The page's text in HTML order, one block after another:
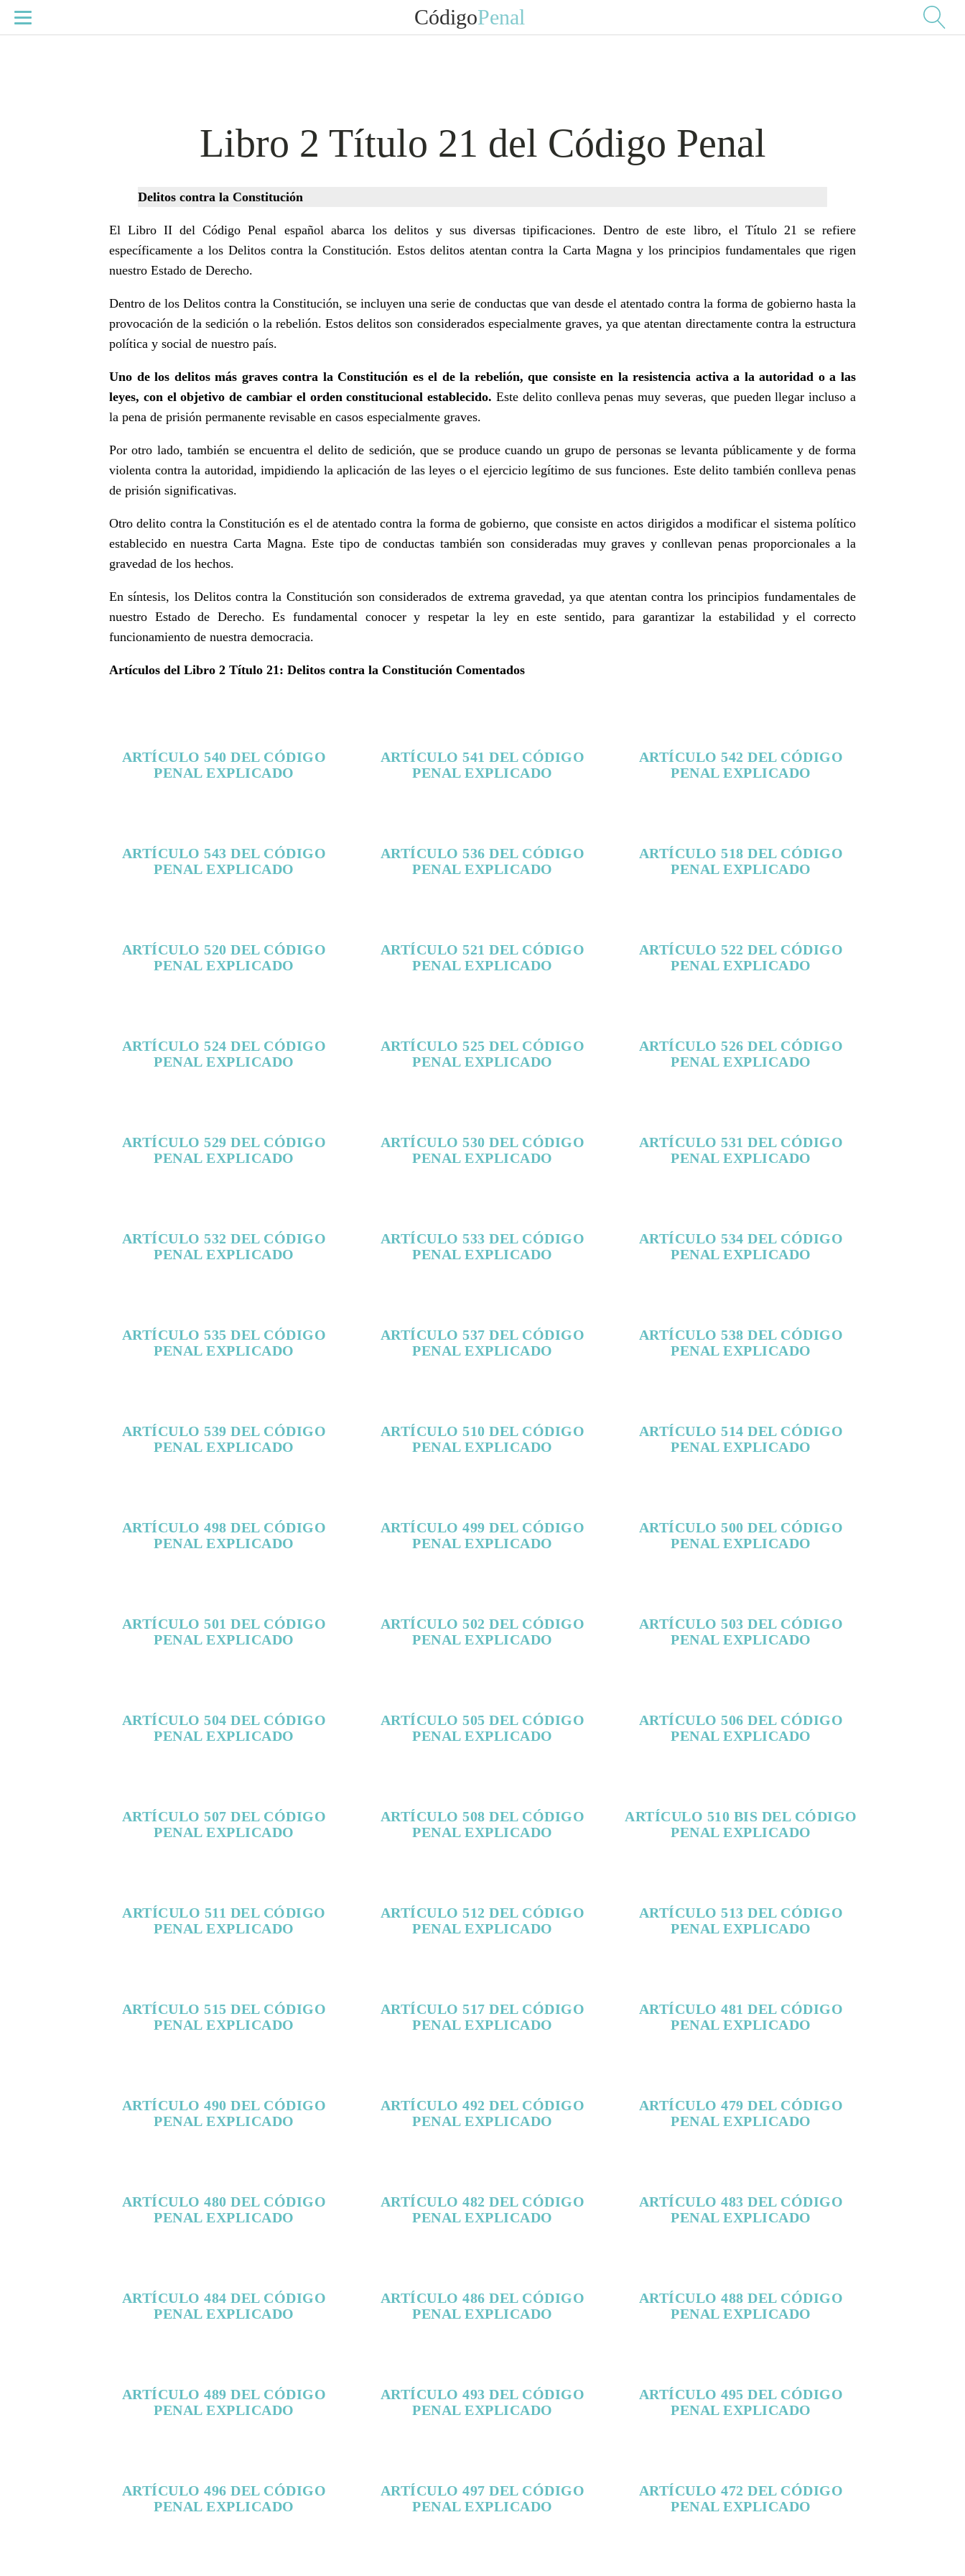
CódigoPenal
Libro 2 Título 21 del Código Penal
Delitos contra la Constitución
El Libro II del Código Penal español abarca los delitos y sus diversas tipificaciones. Dentro de este libro, el Título 21 se refiere
específicamente a los Delitos contra la Constitución. Estos delitos atentan contra la Carta Magna y los principios fundamentales que rigen
nuestro Estado de Derecho.
Dentro de los Delitos contra la Constitución, se incluyen una serie de conductas que van desde el atentado contra la forma de gobierno hasta la
provocación de la sedición o la rebelión. Estos delitos son considerados especialmente graves, ya que atentan directamente contra la estructura
política y social de nuestro país.
Uno de los delitos más graves contra la Constitución es el de la rebelión, que consiste en la resistencia activa a la autoridad o a las
leyes, con el objetivo de cambiar el orden constitucional establecido. Este delito conlleva penas muy severas, que pueden llegar incluso a
la pena de prisión permanente revisable en casos especialmente graves.
Por otro lado, también se encuentra el delito de sedición, que se produce cuando un grupo de personas se levanta públicamente y de forma
violenta contra la autoridad, impidiendo la aplicación de las leyes o el ejercicio legítimo de sus funciones. Este delito también conlleva penas
de prisión significativas.
Otro delito contra la Constitución es el de atentado contra la forma de gobierno, que consiste en actos dirigidos a modificar el sistema político
establecido en nuestra Carta Magna. Este tipo de conductas también son consideradas muy graves y conllevan penas proporcionales a la
gravedad de los hechos.
En síntesis, los Delitos contra la Constitución son considerados de extrema gravedad, ya que atentan contra los principios fundamentales de
nuestro Estado de Derecho. Es fundamental conocer y respetar la ley en este sentido, para garantizar la estabilidad y el correcto
funcionamiento de nuestra democracia.
Artículos del Libro 2 Título 21: Delitos contra la Constitución Comentados
ARTÍCULO 540 DEL CÓDIGO
PENAL EXPLICADO
ARTÍCULO 541 DEL CÓDIGO
PENAL EXPLICADO
ARTÍCULO 542 DEL CÓDIGO
PENAL EXPLICADO
ARTÍCULO 543 DEL CÓDIGO
PENAL EXPLICADO
ARTÍCULO 536 DEL CÓDIGO
PENAL EXPLICADO
ARTÍCULO 518 DEL CÓDIGO
PENAL EXPLICADO
ARTÍCULO 520 DEL CÓDIGO
PENAL EXPLICADO
ARTÍCULO 521 DEL CÓDIGO
PENAL EXPLICADO
ARTÍCULO 522 DEL CÓDIGO
PENAL EXPLICADO
ARTÍCULO 524 DEL CÓDIGO
PENAL EXPLICADO
ARTÍCULO 525 DEL CÓDIGO
PENAL EXPLICADO
ARTÍCULO 526 DEL CÓDIGO
PENAL EXPLICADO
ARTÍCULO 529 DEL CÓDIGO
PENAL EXPLICADO
ARTÍCULO 530 DEL CÓDIGO
PENAL EXPLICADO
ARTÍCULO 531 DEL CÓDIGO
PENAL EXPLICADO
ARTÍCULO 532 DEL CÓDIGO
PENAL EXPLICADO
ARTÍCULO 533 DEL CÓDIGO
PENAL EXPLICADO
ARTÍCULO 534 DEL CÓDIGO
PENAL EXPLICADO
ARTÍCULO 535 DEL CÓDIGO
PENAL EXPLICADO
ARTÍCULO 537 DEL CÓDIGO
PENAL EXPLICADO
ARTÍCULO 538 DEL CÓDIGO
PENAL EXPLICADO
ARTÍCULO 539 DEL CÓDIGO
PENAL EXPLICADO
ARTÍCULO 510 DEL CÓDIGO
PENAL EXPLICADO
ARTÍCULO 514 DEL CÓDIGO
PENAL EXPLICADO
ARTÍCULO 498 DEL CÓDIGO
PENAL EXPLICADO
ARTÍCULO 499 DEL CÓDIGO
PENAL EXPLICADO
ARTÍCULO 500 DEL CÓDIGO
PENAL EXPLICADO
ARTÍCULO 501 DEL CÓDIGO
PENAL EXPLICADO
ARTÍCULO 502 DEL CÓDIGO
PENAL EXPLICADO
ARTÍCULO 503 DEL CÓDIGO
PENAL EXPLICADO
ARTÍCULO 504 DEL CÓDIGO
PENAL EXPLICADO
ARTÍCULO 505 DEL CÓDIGO
PENAL EXPLICADO
ARTÍCULO 506 DEL CÓDIGO
PENAL EXPLICADO
ARTÍCULO 507 DEL CÓDIGO
PENAL EXPLICADO
ARTÍCULO 508 DEL CÓDIGO
PENAL EXPLICADO
ARTÍCULO 510 BIS DEL CÓDIGO
PENAL EXPLICADO
ARTÍCULO 511 DEL CÓDIGO
PENAL EXPLICADO
ARTÍCULO 512 DEL CÓDIGO
PENAL EXPLICADO
ARTÍCULO 513 DEL CÓDIGO
PENAL EXPLICADO
ARTÍCULO 515 DEL CÓDIGO
PENAL EXPLICADO
ARTÍCULO 517 DEL CÓDIGO
PENAL EXPLICADO
ARTÍCULO 481 DEL CÓDIGO
PENAL EXPLICADO
ARTÍCULO 490 DEL CÓDIGO
PENAL EXPLICADO
ARTÍCULO 492 DEL CÓDIGO
PENAL EXPLICADO
ARTÍCULO 479 DEL CÓDIGO
PENAL EXPLICADO
ARTÍCULO 480 DEL CÓDIGO
PENAL EXPLICADO
ARTÍCULO 482 DEL CÓDIGO
PENAL EXPLICADO
ARTÍCULO 483 DEL CÓDIGO
PENAL EXPLICADO
ARTÍCULO 484 DEL CÓDIGO
PENAL EXPLICADO
ARTÍCULO 486 DEL CÓDIGO
PENAL EXPLICADO
ARTÍCULO 488 DEL CÓDIGO
PENAL EXPLICADO
ARTÍCULO 489 DEL CÓDIGO
PENAL EXPLICADO
ARTÍCULO 493 DEL CÓDIGO
PENAL EXPLICADO
ARTÍCULO 495 DEL CÓDIGO
PENAL EXPLICADO
ARTÍCULO 496 DEL CÓDIGO
PENAL EXPLICADO
ARTÍCULO 497 DEL CÓDIGO
PENAL EXPLICADO
ARTÍCULO 472 DEL CÓDIGO
PENAL EXPLICADO